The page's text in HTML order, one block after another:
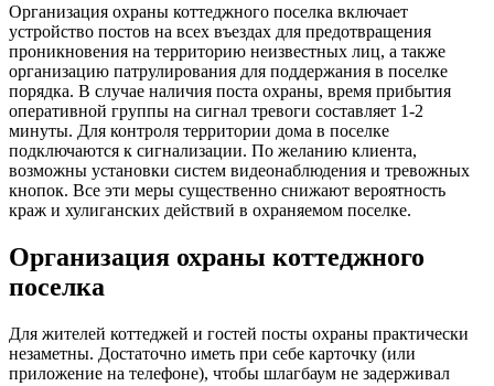
Организация охраны коттеджного поселка включает
устройство постов на всех въездах для предотвращения
проникновения на территорию неизвестных лиц, а также
организацию патрулирования для поддержания в поселке
порядка. В случае наличия поста охраны, время прибытия
оперативной группы на сигнал тревоги составляет 1-2
минуты. Для контроля территории дома в поселке
подключаются к сигнализации. По желанию клиента,
возможны установки систем видеонаблюдения и тревожных
кнопок. Все эти меры существенно снижают вероятность
краж и хулиганских действий в охраняемом поселке.
Организация охраны коттеджного
поселка
Для жителей коттеджей и гостей посты охраны практически
незаметны. Достаточно иметь при себе карточку (или
приложение на телефоне), чтобы шлагбаум не задерживал